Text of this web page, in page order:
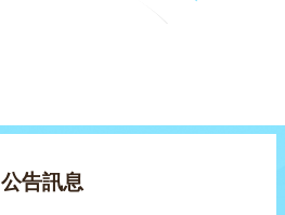
公告訊息